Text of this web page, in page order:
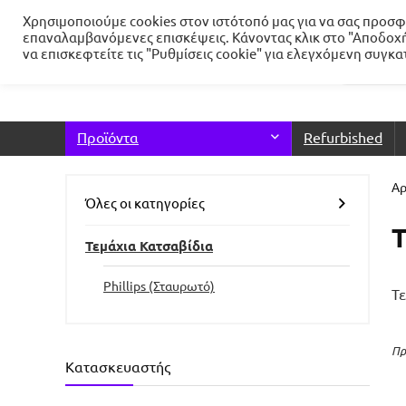
Προϊόντα Refurbished
Όλες οι κατηγορίες
Τεμάχια Κατσαβίδια
Phillips (Σταυρωτό)
Κατασκευαστής
Χρησιμοποιούμε cookies στον ιστότοπό μας για να σας
επαναλαμβανόμενες επισκέψεις. Κάνοντας κλικ στο
να επισκεφτείτε τις "Ρυθμίσεις cookie" για ελεγχόμενη